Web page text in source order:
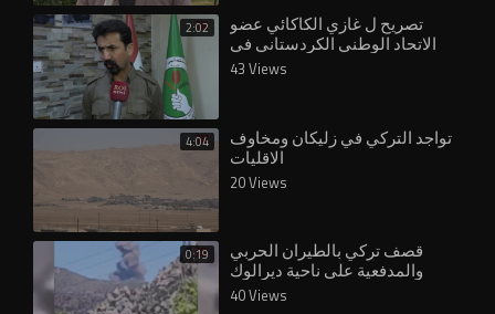
2:02 تصريح ل غازي الكاكائي عضو
الاتحاد الوطني الكردستاني في
الموصل حول التواجد التركي
43 Views
4:04 تواجد التركي في زليكان ومخاوف
الاقليات
20 Views
0:19 قصف تركي بالطيران الحربي
والمدفعية على ناحية ديرالوك
40 Views